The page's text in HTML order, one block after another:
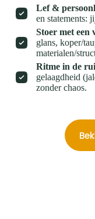
Lef &
en statements:
Stoer met een
glans, koper/
materialen/
Ritme in de
gelaagdheid
zonder chaos.